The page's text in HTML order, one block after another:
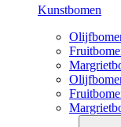
Kunstbomen